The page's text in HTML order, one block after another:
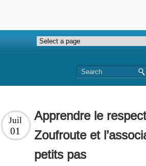
Apprendre le
Zoufroute et
petits pas
Juil
01